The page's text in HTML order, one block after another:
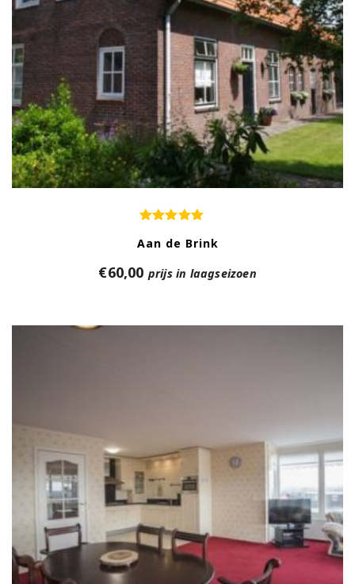
Aan de Brink
€60,00 prijs in laagseizoen